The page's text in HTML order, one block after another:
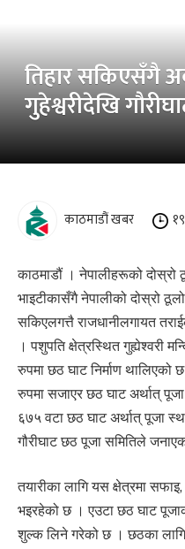
तिहार सकिएसँगै
गुहेश्वरीदेखि
काठमाडौं खबर
काठमाडौं । नेपालीहरूको दोस्रो
भाइटीकासँगै नेपालीको दोस्रो
सकिएलगत्तै राजधानीलगायत
। पशुपति क्षेत्रस्थित गुह्येश्वरी
रुपमा छठ घाट निर्माण थालिएको
रुपमा सजाएर छठ घाट अर्थात्
६७५ वटा छठ घाट अर्थात् पूजा
गौरीघाट छठ पूजा समितिले
तयारीका लागि यस क्षेत्रमा
भइरहेको छ । एउटा छठ घाट
शुल्क लिने गरेको छ । छठका